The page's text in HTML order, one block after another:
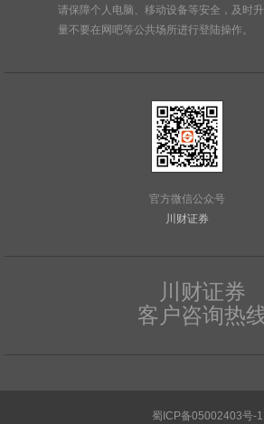
请保障个人电脑、移动设备等安全，及时
量不要在网吧等公共场所进行登陆操作。
官方微信公众号
川财证券
川财证券
客户咨询热
蜀ICP备05002403号-1